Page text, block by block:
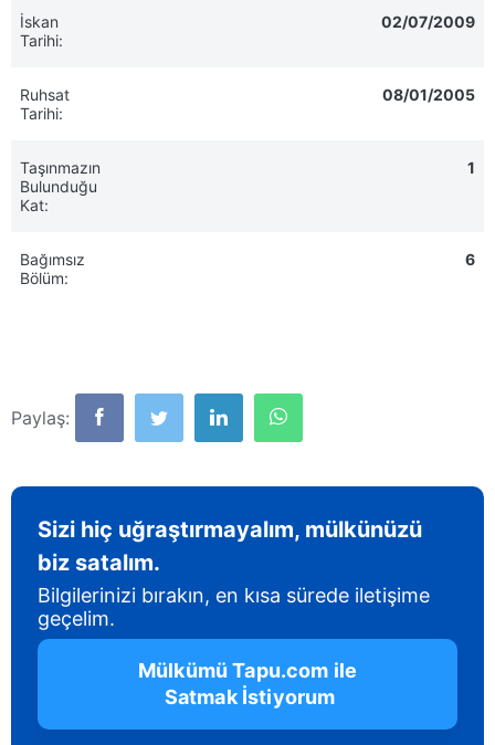
İskan
Tarihi:
02/07/2009
Ruhsat
Tarihi:
08/01/2005
Taşınmazın
Bulunduğu
Kat:
1
Bağımsız
Bölüm:
6
Paylaş:
Sizi hiç uğraştırmayalım, mülkünüzü
biz satalım.
Bilgilerinizi bırakın, en kısa sürede iletişime
geçelim.
Mülkümü Tapu.com ile
Satmak İstiyorum